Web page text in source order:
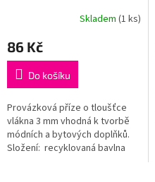
Skladem (1 ks)
86 Kč
Do košíku
Provázková příze o tloušťce
vlákna 3 mm vhodná k tvorbě
módních a bytových doplňků.
Složení: recyklovaná bavlna